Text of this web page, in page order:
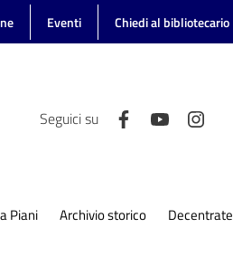
Eventi Chiedi al bibliotecario
Seguici su
Piani Archivio storico Decentrate